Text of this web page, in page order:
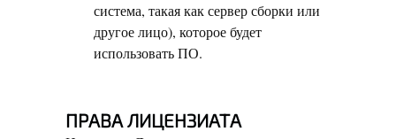
система, такая как сервер сборки или
другое лицо), которое будет
использовать ПО.
ПРАВА ЛИЦЕНЗИАТА